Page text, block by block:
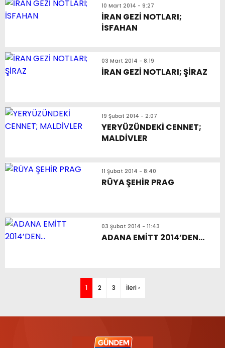
10 Mart 2014 - 9:27
İRAN GEZİ NOTLARI;
İSFAHAN
03 Mart 2014 - 8:19
İRAN GEZİ NOTLARI; ŞİRAZ
19 Şubat 2014 - 2:07
YERYÜZÜNDEKİ CENNET;
MALDİVLER
11 Şubat 2014 - 8:40
RÜYA ŞEHİR PRAG
03 Şubat 2014 - 11:43
ADANA EMİTT 2014’DEN…
1 2 3 İleri ›